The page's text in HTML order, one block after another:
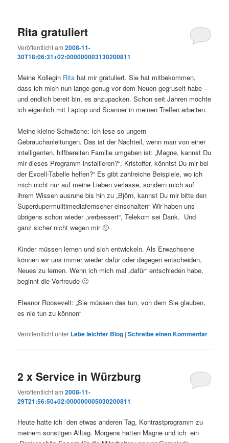
Rita gratuliert
Veröffentlicht am2008-11-
30T18:06:31+02:000000003130200811
Meine Kollegin Rita hat mir gratuliert. Sie hat mitbekommen,
dass ich mich nun lange genug vor dem Neuen gegruselt habe –
und endlich bereit bin, es anzupacken. Schon seit Jahren möchte
ich eigenlich mit Laptop und Scanner in meinen Treffen arbeiten.
Meine kleine Schwäche: Ich lese so ungern
Gebrauchanleitungen. Das ist der Nachteil, wenn man von einer
intelligenten, hilfbereiten Familie umgeben ist: „Magne, kannst Du
mir dieses Programm installieren?“, Kristoffer, könntst Du mir bei
der Excell-Tabelle helfen?“ Es gibt zahlreiche Beispiele, wo ich
mich nicht nur auf meine Lieben verlasse, sondern mich auf
ihrem Wissen ausruhe bis hin zu „Björn, kannst Du mir bitte den
Superdupermulitimediafernseher einschalten“ Wir haben uns
übrigens schon wieder „verbessert“, Telekom sei Dank. Und
ganz sicher nicht wegen mir 🙁
Kinder müssen lernen und sich entwickeln. Als Erwachsene
können wir uns immer wieder dafür oder dagegen entscheiden,
Neues zu lernen. Wenn ich mich mal „dafür“ entschieden habe,
beginnt die Vorfreude 🙂
Eleanor Roosevelt: „Sie müssen das tun, von dem Sie glauben,
es nie tun zu können“
Veröffentlicht unter Lebe leichter Blog |Schreibe einen Kommentar
2 x Service in Würzburg
Veröffentlicht am2008-11-
29T21:56:50+02:000000005030200811
Heute hatte ich den etwas anderen Tag, Kontrastprogramm zu
meinem sonstigen Alltag. Morgens hatten Magne und ich ein